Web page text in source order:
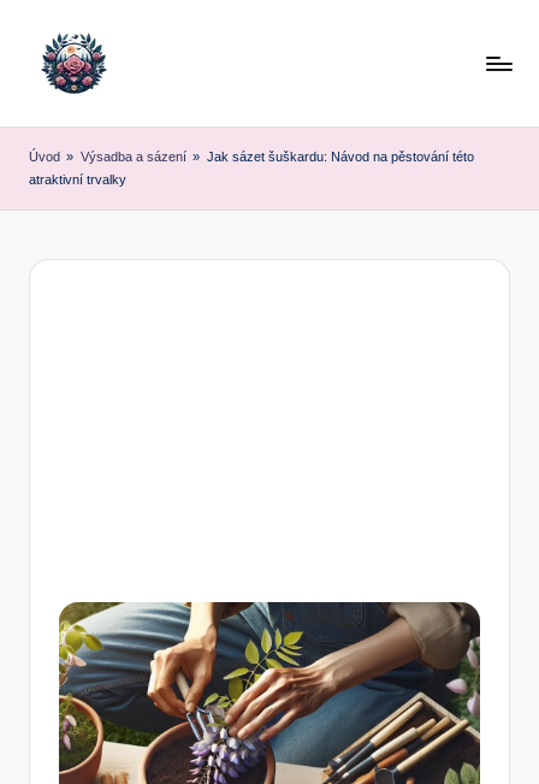
Úvod » Výsadba a sázení » Jak sázet šuškardu: Návod na pěstování této
atraktivní trvalky